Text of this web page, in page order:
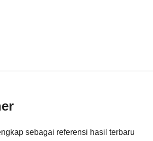
sebagai referensi hasil terbaru